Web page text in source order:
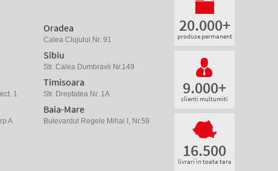
1
A
Oradea
Calea Clujului Nr. 91
Sibiu
Str. Calea Dumbravii Nr.149
Timisoara
Str. Dreptatea Nr. 1A
Baia-Mare
Bulevardul Regele Mihai I, Nr.59
20.000+
produse permanent
9.000+
clienti multumiti
16.500
livrari in toata tara